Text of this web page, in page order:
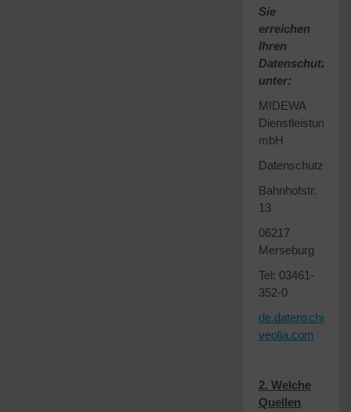
Sie
erreichen
Ihren
unter:
MIDEWA
mbH
Bahnhofstr.
13
06217
Merseburg
Tel: 03461-
352-0
veolia.com
2. Welche
Quellen